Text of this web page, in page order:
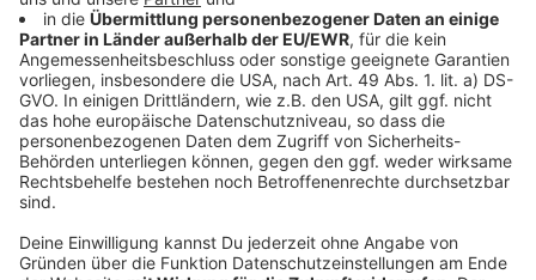
Reisholz –
Benrath – Josef-Kürten-Platz
Linie 746
Velbert ZOB – Wülfrath – Mettmann, Jubiläumsplatz
– Mettmann-Stadtwald S
Linie 751